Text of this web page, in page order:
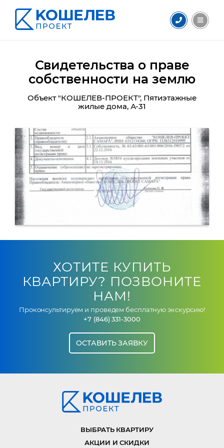
Свидетельства о праве
собственности на землю
Объект "КОШЕЛЕВ-ПРОЕКТ", Пятиэтажные
жилые дома, А-31
ХОТИТЕ КУПИТЬ
КВАРТИРУ? ПОЗВОНИТЕ
НАМ!
Проконсультируем и проведем бесплатную экскурсию!
+7 (846) 331-3000
ОСТАВИТЬ ЗАЯВКУ
ВЫБРАТЬ КВАРТИРУ
АКЦИИ И СКИДКИ